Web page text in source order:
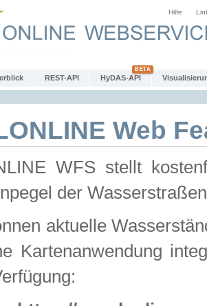
Hilfe
REST-API HyDAS-API
Web
WFS stellt
der
aktuelle
Kartenanwendung